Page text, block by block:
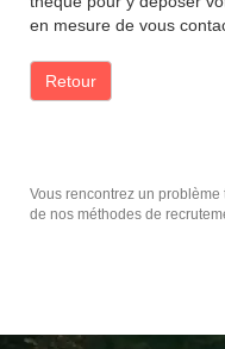
en mesure de vous
Retour
Vous rencontrez un
de nos méthodes de